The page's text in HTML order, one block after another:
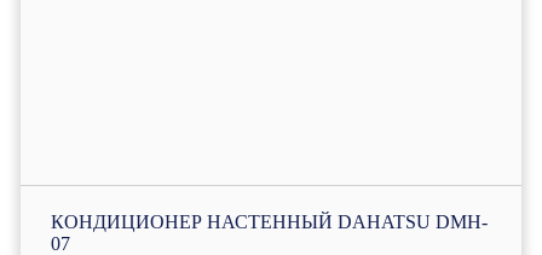
КОНДИЦИОНЕР НАСТЕННЫЙ DAHATSU DMH-
07